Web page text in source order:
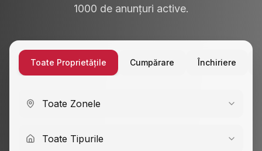
1000 de anunțuri active.
Toate Proprietățile Cumpărare Închiriere
Toate Zonele
Toate Tipurile